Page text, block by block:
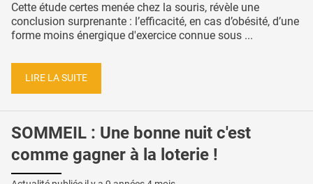
Cette étude certes menée chez la souris, révèle une
conclusion surprenante : l’efficacité, en cas d’obésité, d’une
forme moins énergique d'exercice connue sous ...
LIRE LA SUITE
SOMMEIL : Une bonne nuit c'est
comme gagner à la loterie !